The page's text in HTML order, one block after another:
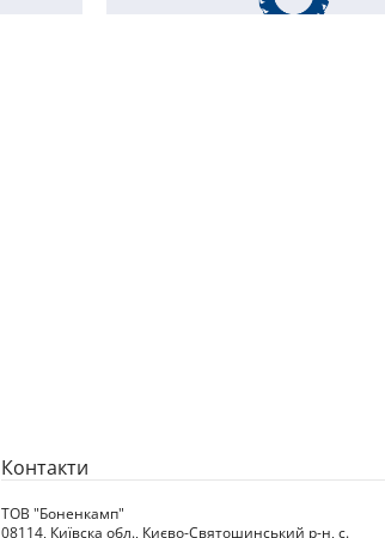
Контакти
ТОВ "Боненкамп"
08114, Київска обл., Києво-Святошинський р-н, с.